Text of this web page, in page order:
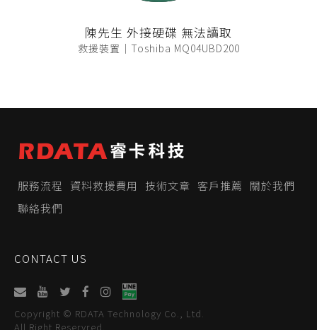
陳先生 外接硬碟 無法讀取
救援裝置｜Toshiba MQ04UBD200
服務流程 資料救援費用 技術文章 客戶推薦
關於我們
聯絡我們
CONTACT US
Copyright © RDATA Technology Co., Ltd.
All Right Reservred.